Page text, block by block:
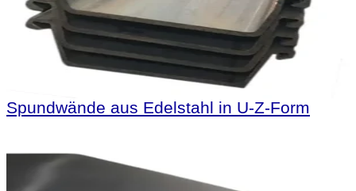
Spundwände aus Edelstahl in U-Z-Form